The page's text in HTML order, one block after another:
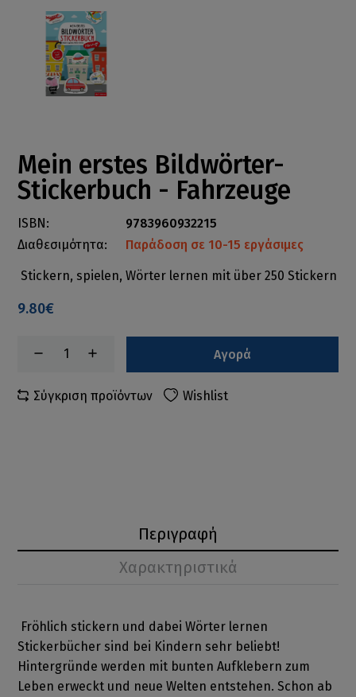
Mein erstes Bildwörter-
Stickerbuch - Fahrzeuge
ISBN:
9783960932215
Διαθεσιμότητα:
Παράδοση σε 10-15 εργάσιμες
Stickern, spielen, Wörter lernen mit über 250 Stickern
9.80€
Αγορά
Σύγκριση προϊόντων Wishlist
Περιγραφή
Χαρακτηριστικά
Fröhlich stickern und dabei Wörter lernen
Stickerbücher sind bei Kindern sehr beliebt!
Hintergründe werden mit bunten Aufklebern zum
Leben erweckt und neue Welten entstehen. Schon ab